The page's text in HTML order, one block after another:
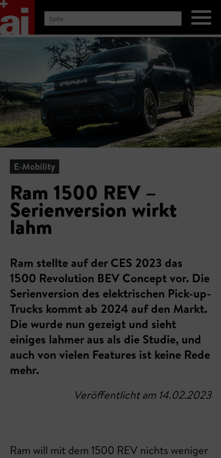
E-Mobility
Ram 1500 REV –
Serienversion wirkt
lahm
Ram stellte auf der CES 2023 das
1500 Revolution BEV Concept vor. Die
Serienversion des elektrischen Pick-up-
Trucks kommt ab 2024 auf den Markt.
Die wurde nun gezeigt und sieht
einiges lahmer aus als die Studie, und
auch von vielen Features ist keine Rede
mehr.
Veröffentlicht am 14.02.2023
Ram will mit dem 1500 REV nichts weniger